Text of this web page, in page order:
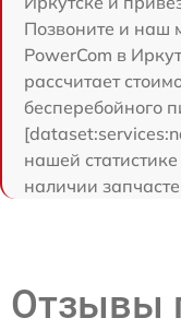
Позвоните и наш
PowerCom в
рассчитает
бесперебойного
нашей
наличии
Отзывы